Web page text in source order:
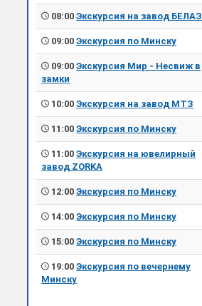
08:00Экскурсия на завод БЕЛАЗ
09:00Экскурсия по Минску
09:00Экскурсия Мир - Несвиж в
замки
10:00Экскурсия на завод МТЗ
11:00Экскурсия по Минску
11:00Экскурсия на ювелирный
завод ZORKA
12:00Экскурсия по Минску
14:00Экскурсия по Минску
15:00Экскурсия по Минску
19:00Экскурсия по вечернему
Минску